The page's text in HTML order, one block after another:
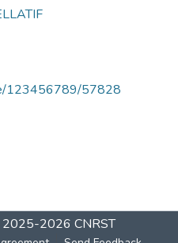
123456789/57828
2025-2026 CNRST